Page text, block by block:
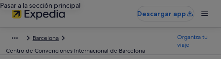
Pasar a la sección principal
Descargar app
Barcelona
Centro de Convenciones Internacional de Barcelona
Organiza tu
viaje